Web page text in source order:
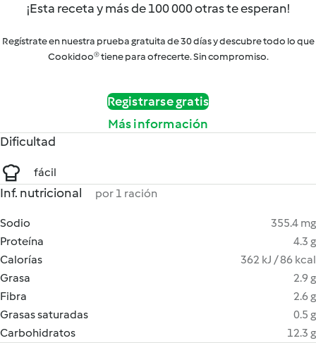
¡Esta receta y más de 100 000 otras te esperan!
Regístrate en nuestra prueba gratuita de 30 días y descubre todo lo que
Cookidoo® tiene para ofrecerte. Sin compromiso.
Registrarse gratis
Más información
Dificultad
fácil
Inf. nutricional por 1 ración
Sodio
355.4 mg
Proteína
4.3 g
Calorías
362 kJ / 86 kcal
Grasa
2.9 g
Fibra
2.6 g
Grasas saturadas
0.5 g
Carbohidratos
12.3 g